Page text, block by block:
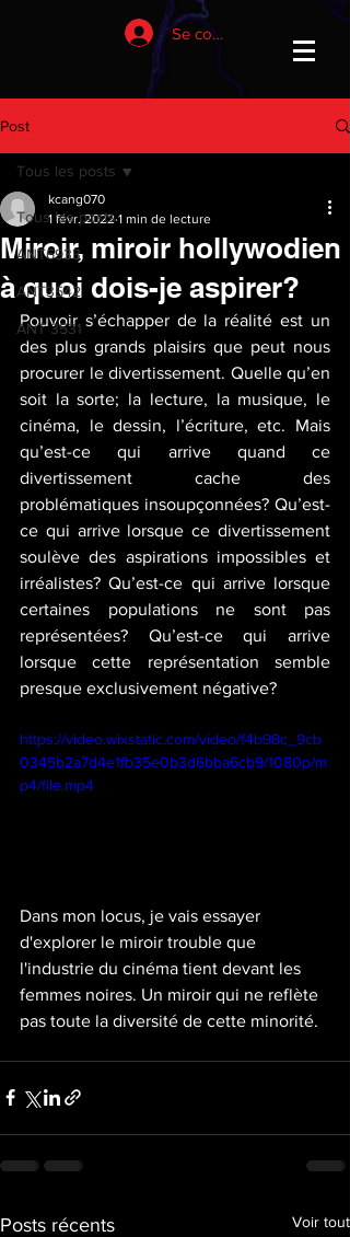
Se connecter
Post
Tous les posts
ANT6933
ANT3542
ANT 3531
Tous les posts
Miroir, miroir hollywodien
à quoi dois-je aspirer?
kcang070
1 févr. 2022 1 min de lecture
Pouvoir s’échapper de la réalité est un
des plus grands plaisirs que peut nous
procurer le divertissement. Quelle qu’en
soit la sorte; la lecture, la musique, le
cinéma, le dessin, l’écriture, etc. Mais
qu’est-ce qui arrive quand ce
divertissement cache des
problématiques insoupçonnées? Qu’est-
ce qui arrive lorsque ce divertissement
soulève des aspirations impossibles et
irréalistes? Qu’est-ce qui arrive lorsque
certaines populations ne sont pas
représentées? Qu’est-ce qui arrive
lorsque cette représentation semble
presque exclusivement négative?
https://video.wixstatic.com/video/f4b98c_9cb
0345b2a7d4e1fb35e0b3d6bba6cb9/1080p/m
p4/file.mp4
Dans mon locus, je vais essayer
d'explorer le miroir trouble que
l'industrie du cinéma tient devant les
femmes noires. Un miroir qui ne reflète
pas toute la diversité de cette minorité.
Posts récents Voir tout